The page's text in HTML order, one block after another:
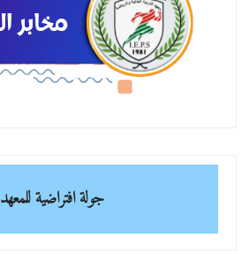
جولة افتراضية للمعهد